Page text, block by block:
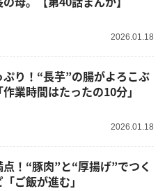
2026.01.18
り！“長芋”の腸がよろこぶ
業時間はたったの10分」
2026.01.18
！“豚肉”と“厚揚げ”でつく
ご飯が進む」